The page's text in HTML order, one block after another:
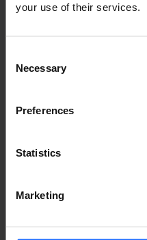
your use of their services.
Selection
Necessary
Preferences
Statistics
Marketing